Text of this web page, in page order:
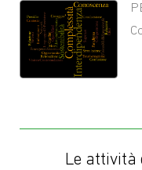
Le attività